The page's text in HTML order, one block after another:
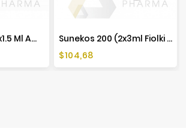
Sunekos 1200 (2x1.5 Ml Ampułki)
Sunekos 200 (2x3ml Fiolki + 2 Ampułki)
Cena
$104,68